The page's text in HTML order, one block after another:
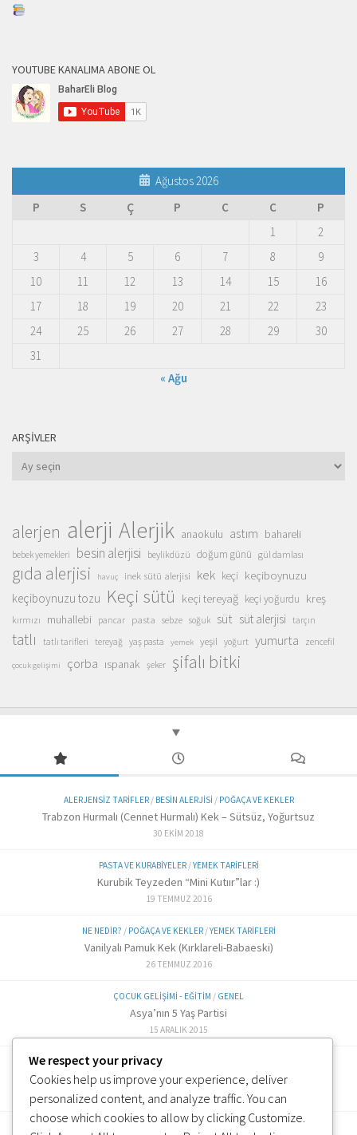
YOUTUBE KANALIMA ABONE OL
Ağustos 2026
P
S Ç P C C
P
1
2
3
4 5 6 7 8
9
10
11 12 13 14 15
16
17
18 19 20 21 22
23
24
25 26 27 28 29
30
31
« Ağu
ARŞIVLER
Arşivler
alerjen alerji Alerjik anaokulu astım bahareli
bebek yemekleri besin alerjisi beylikdüzü doğum günü gül damlası
gıda alerjisi havuç inek sütü alerjisi kek keçi keçiboynuzu
keçiboynuzu tozu Keçi sütü keçi tereyağ keçi yoğurdu kreş
kırmızı muhallebi pancar pasta sebze soğuk süt süt alerjisi tarçın
tatlı tatlı tarifleri tereyağ yaş pasta yemek yeşil yoğurt yumurta zencefil
çocuk gelişimi çorba ıspanak şeker şifalı bitki
ALERJENSIZ TARIFLER/ BESIN ALERJISI / POĞAÇA VE KEKLER
Trabzon Hurmalı (Cennet Hurmalı) Kek – Sütsüz, Yoğurtsuz
30 EKIM 2018
PASTA VE KURABIYELER/YEMEK TARIFLERI
Kurubik Teyzeden “Mini Kutıır”lar :)
19 TEMMUZ 2016
NE NEDIR? / POĞAÇA VE KEKLER/YEMEK TARIFLERI
Vanilyalı Pamuk Kek (Kırklareli-Babaeski)
26 TEMMUZ 2016
ÇOCUK GELIŞIMI - EĞITIM / GENEL
Asya’nın 5 Yaş Partisi
15 ARALIK 2015
ALTERNATIF TARIFLER
Labne Peynir Yapımı (6 ve üzeri)
3 OCAK 2019
We respect your privacy
Cookies help us improve your experience, deliver
personalized content, and analyze traffic. You can
choose which cookies to allow by clicking Customize